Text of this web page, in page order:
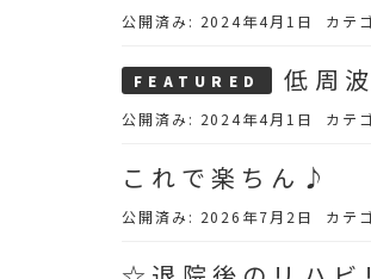
公開済み: 2024年4月1日 カテ
低周
公開済み: 2024年4月1日 カテ
これで楽ちん♪
公開済み: 2026年7月2日 カテ